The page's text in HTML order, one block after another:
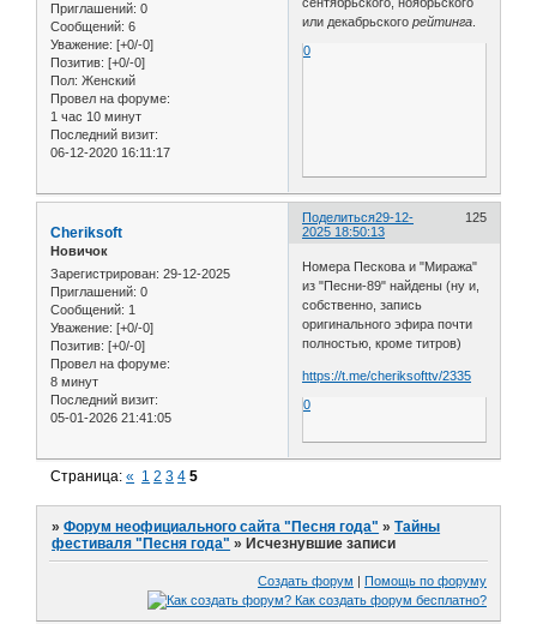
Приглашений: 0
Сообщений: 6
Уважение: [+0/-0]
Позитив: [+0/-0]
Пол: Женский
Провел на форуме:
1 час 10 минут
Последний визит:
06-12-2020 16:11:17
или декабрьскогорейтинга
0
Поделиться 125
29-12-
2025 18:50:13
Cheriksoft
Новичок
Зарегистрирован: 29-12-2025
Приглашений: 0
Сообщений: 1
Уважение: [+0/-0]
Позитив: [+0/-0]
Провел на форуме:
8 минут
Последний визит:
05-01-2026 21:41:05
Номера Пескова и "Миража"
из "Песни-89" найдены (ну и,
собственно, запись
оригинального эфира почти
полностью, кроме титров)
https://t.me/cheriksofttv/2335
0
Страница:« 1 2 3 4 5
»Форум неофициального сайта "Песня года" »Тайны
фестиваля "Песня года" »Исчезнувшие записи
Создать форум | Помощь по форуму